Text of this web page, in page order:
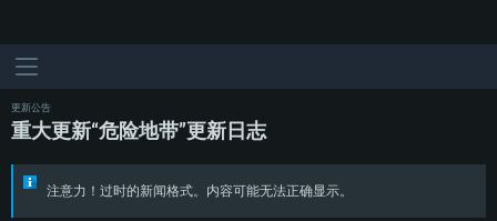
更新公告
重大更新“危险地带”更新日志
注意力！过时的新闻格式。内容可能无法正确显示。